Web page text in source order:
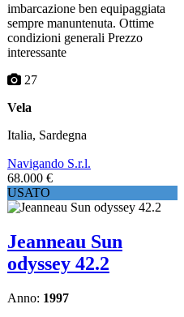
imbarcazione ben equipaggiata
sempre manuntenuta. Ottime
condizioni generali Prezzo
interessante
27
Vela
Italia, Sardegna
Navigando S.r.l.
68.000 €
USATO
Jeanneau Sun
odyssey 42.2
Anno: 1997